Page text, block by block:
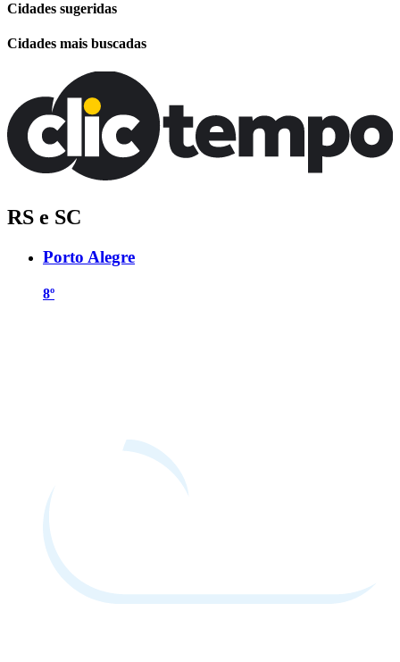
Cidades sugeridas
Cidades mais buscadas
RS e SC
Porto Alegre
8º